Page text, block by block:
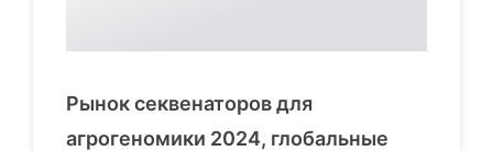
Рынок секвенаторов для
агрогеномики 2024, глобальные